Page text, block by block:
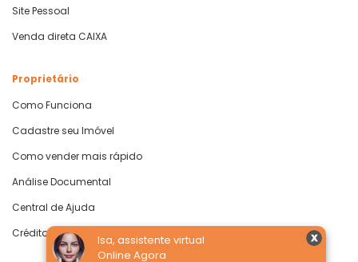
Isa, assistente virtual
Online Agora
Site Pessoal
Venda direta CAIXA
Proprietário
Como Funciona
Cadastre seu Imóvel
Como vender mais rápido
Análise Documental
Central de Ajuda
Crédito com Garantia de Imóvel